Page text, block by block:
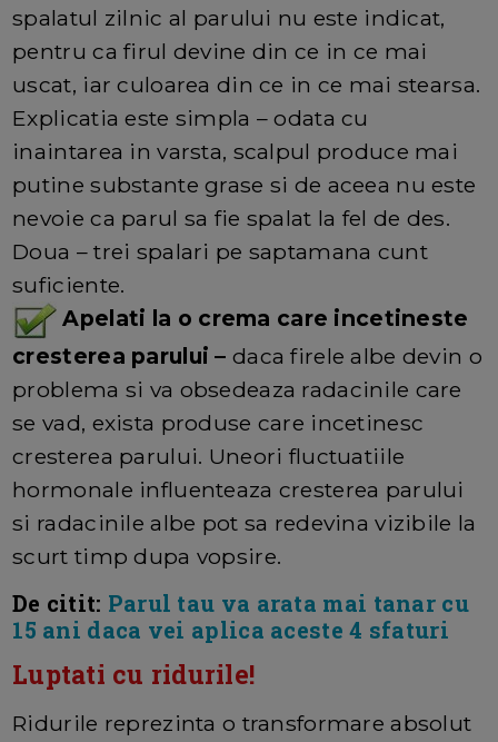
spalatul zilnic al parului nu este indicat,
pentru ca firul devine din ce in ce mai
uscat, iar culoarea din ce in ce mai stearsa.
Explicatia este simpla – odata cu
inaintarea in varsta, scalpul produce mai
putine substante grase si de aceea nu este
nevoie ca parul sa fie spalat la fel de des.
Doua – trei spalari pe saptamana cunt
suficiente.
Apelati la o crema care incetineste
cresterea parului – daca firele albe devin o
problema si va obsedeaza radacinile care
se vad, exista produse care incetinesc
cresterea parului. Uneori fluctuatiile
hormonale influenteaza cresterea parului
si radacinile albe pot sa redevina vizibile la
scurt timp dupa vopsire.
De citit: Parul tau va arata mai tanar cu
15 ani daca vei aplica aceste 4 sfaturi
Luptati cu ridurile!
Ridurile reprezinta o transformare absolut